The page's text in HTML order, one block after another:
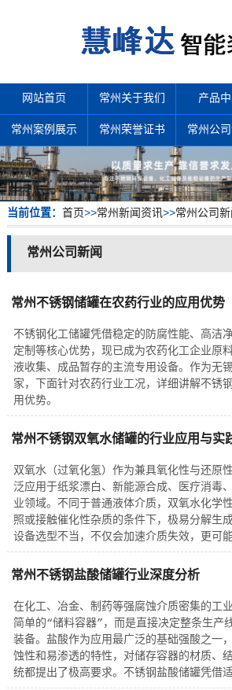
网站首页 常州关于我们 产品
常州案例展示 常州荣誉证书 常州公
当前位置： 首页>>常州新闻资讯>>常州公司新
常州公司新闻
常州不锈钢储罐在农药行业的应用优势
不锈钢化工储罐凭借稳定的防腐性能、高洁
定制等核心优势，现已成为农药化工企业原
液收集、成品暂存的主流专用设备。作为无
家，下面针对农药行业工况，详细讲解不锈
用优势。
常州不锈钢双氧水储罐的行业应用与实
双氧水（过氧化氢）作为兼具氧化性与还原
泛应用于纸浆漂白、新能源合成、医疗消毒
业领域。不同于普通液体介质，双氧水化学
照或接触催化性杂质的条件下，极易分解生
设备选型不当，不仅会加速介质失效，更可
常州不锈钢盐酸储罐行业深度分析
在化工、冶金、制药等强腐蚀介质密集的工
简单的“储料容器”，而是直接决定整条生产
装备。盐酸作为应用最广泛的基础强酸之一
蚀性和易渗透的特性，对储存容器的材质、
统都提出了极高要求。不锈钢盐酸储罐凭借